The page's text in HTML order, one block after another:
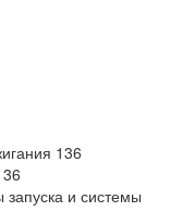
136
и системы